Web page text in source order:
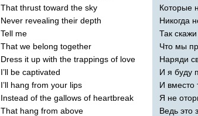
That thrust toward the sky
Never revealing their depth
Tell me
That we belong together
Dress it up with the trappings of love
I’ll be captivated
I’ll hang from your lips
Instead of the gallows of heartbreak
That hang from above
Которые
Никогда
Так
Что мы
Наряди
И я буду
И вместо
Я не
Ведь это